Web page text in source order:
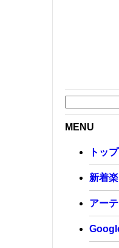
MENU
トップ
新着
アー